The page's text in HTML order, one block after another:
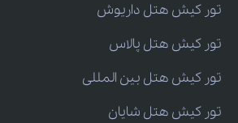
تور کیش هتل داریوش
تور کیش هتل پالاس
تور کیش هتل بین المللی
تور کیش هتل شایان